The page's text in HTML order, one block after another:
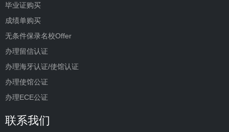
毕业证购买
成绩单购买
无条件保录名校Offer
办理留信认证
办理海牙认证/使馆认证
办理使馆公证
办理ECE公证
联系我们